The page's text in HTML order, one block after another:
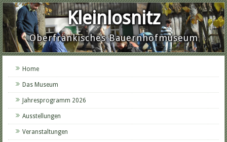
Kleinlosnitz
Oberfränkisches Bauernhofmuseum
Home
Das Museum
Jahresprogramm 2026
Ausstellungen
Veranstaltungen